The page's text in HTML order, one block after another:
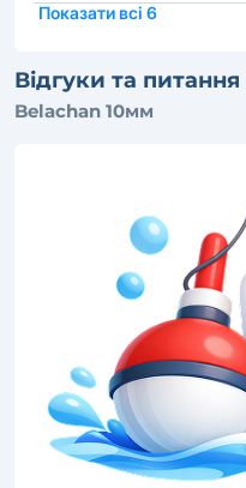
Показати всі 6
Відгуки та питання
Belachan 10мм